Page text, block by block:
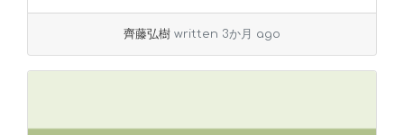
齊藤弘樹 written 3か月 ago